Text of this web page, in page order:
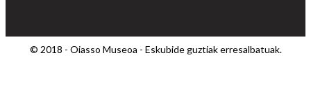
© 2018 - Oiasso Museoa - Eskubide guztiak erresalbatuak.